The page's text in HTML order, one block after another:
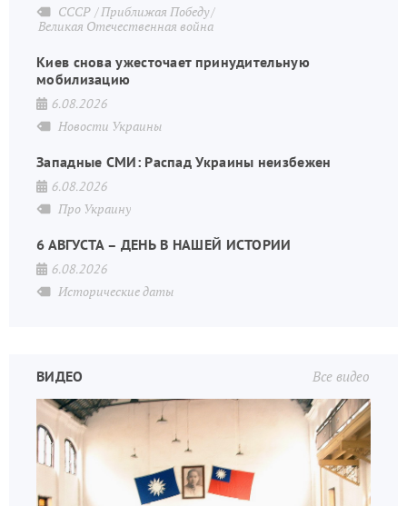
СССР Приближая Победу
Великая Отечественная война
Киев снова ужесточает принудительную
мобилизацию
6.08.2026
Новости Украины
Западные СМИ: Распад Украины неизбежен
6.08.2026
Про Украину
6 АВГУСТА – ДЕНЬ В НАШЕЙ ИСТОРИИ
6.08.2026
Исторические даты
Все видео
ВИДЕО